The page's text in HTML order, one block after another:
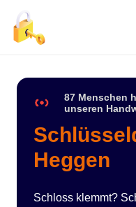
87 Menschen
unseren
Heggen
Schloss klemmt?